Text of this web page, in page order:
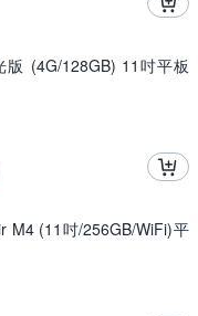
版 (4G/128GB) 11吋平板
M4 (11吋/256GB/WiFi)平